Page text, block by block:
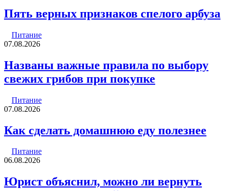
Пять верных признаков спелого арбуза
Питание
07.08.2026
Названы важные правила по выбору
свежих грибов при покупке
Питание
07.08.2026
Как сделать домашнюю еду полезнее
Питание
06.08.2026
Юрист объяснил, можно ли вернуть